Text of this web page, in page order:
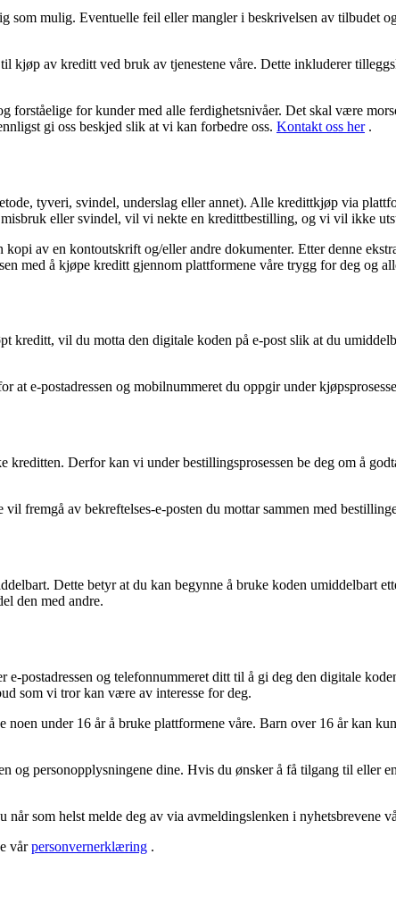
som mulig. Eventuelle feil eller mangler i beskrivelsen av tilbudet
av kreditt ved bruk av tjenestene våre. Dette inkluderer
forståelige for kunder med alle ferdighetsnivåer. Det skal være
gi oss beskjed slik at vi kan forbedre oss. Kontakt oss her.
tyveri, svindel, underslag eller annet). Alle kredittkjøp via
eller svindel, vil vi nekte en kredittbestilling, og vi vil ikke
av en kontoutskrift og/eller andre dokumenter. Etter denne
med å kjøpe kreditt gjennom plattformene våre trygg for deg og
vil du motta den digitale koden på e-post slik at du
at e-postadressen og mobilnummeret du oppgir under
Derfor kan vi under bestillingsprosessen be deg om å
fremgå av bekreftelses-e-posten du mottar sammen med
Dette betyr at du kan begynne å bruke koden umiddelbart
den med andre.
postadressen og telefonnummeret ditt til å gi deg den digitale
som vi tror kan være av interesse for deg.
under 16 år å bruke plattformene våre. Barn over 16 år kan
og personopplysningene dine. Hvis du ønsker å få tilgang til eller
som helst melde deg av via avmeldingslenken i nyhetsbrevene
vårpersonvernerklæring .